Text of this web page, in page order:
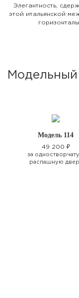
Элегантность,
этой итальянской
Модель 114
49 200 ₽
за
распашную